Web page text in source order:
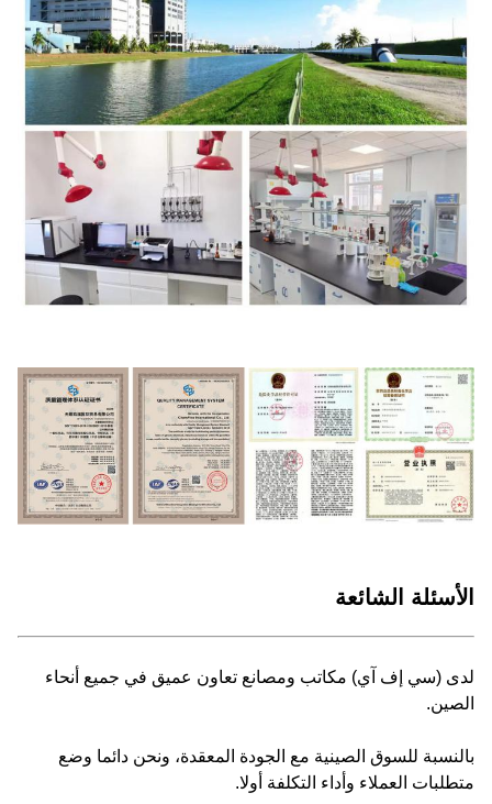
الأسئلة الشائعة
لدى (سي إف آي) مكاتب ومصانع تعاون عميق في جميع أنحاء
الصين.
بالنسبة للسوق الصينية مع الجودة المعقدة، ونحن دائما وضع
متطلبات العملاء وأداء التكلفة أولا.